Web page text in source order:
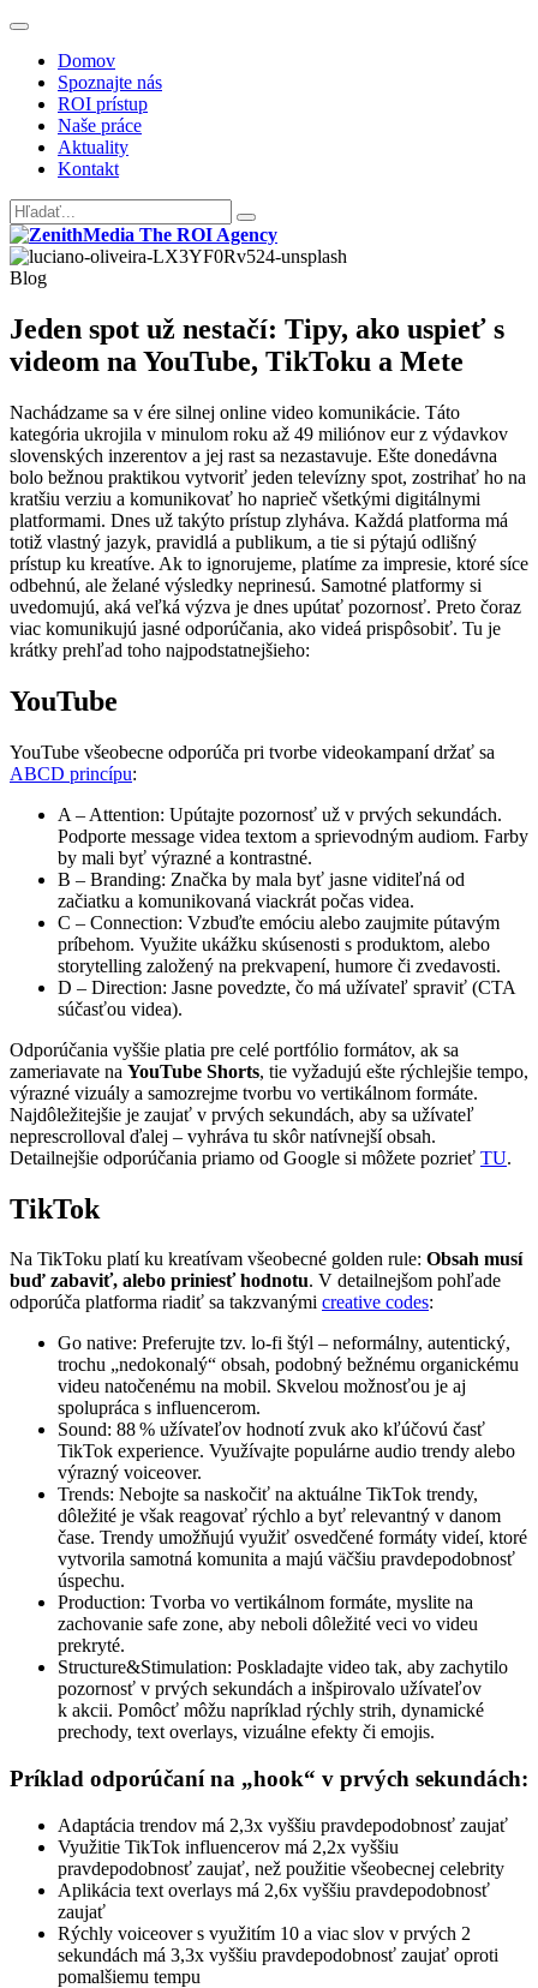
Domov
Spoznajte nás
ROI prístup
Naše práce
Aktuality
Kontakt
Blog
Jeden spot už nestačí: Tipy, ako uspieť s
videom na YouTube, TikToku a Mete
Nachádzame sa v ére silnej online video komunikácie. Táto
kategória ukrojila v minulom roku až 49 miliónov eur z výdavkov
slovenských inzerentov a jej rast sa nezastavuje. Ešte donedávna
bolo bežnou praktikou vytvoriť jeden televízny spot, zostrihať ho na
kratšiu verziu a komunikovať ho naprieč všetkými digitálnymi
platformami. Dnes už takýto prístup zlyháva. Každá platforma má
totiž vlastný jazyk, pravidlá a publikum, a tie si pýtajú odlišný
prístup ku kreatíve. Ak to ignorujeme, platíme za impresie, ktoré síce
odbehnú, ale želané výsledky neprinesú. Samotné platformy si
uvedomujú, aká veľká výzva je dnes upútať pozornosť. Preto čoraz
viac komunikujú jasné odporúčania, ako videá prispôsobiť. Tu je
krátky prehľad toho najpodstatnejšieho:
YouTube
YouTube všeobecne odporúča pri tvorbe videokampaní držať sa
ABCD princípu:
A – Attention: Upútajte pozornosť už v prvých sekundách.
Podporte message videa textom a sprievodným audiom. Farby
by mali byť výrazné a kontrastné.
B – Branding: Značka by mala byť jasne viditeľná od
začiatku a komunikovaná viackrát počas videa.
C – Connection: Vzbuďte emóciu alebo zaujmite pútavým
príbehom. Využite ukážku skúsenosti s produktom, alebo
storytelling založený na prekvapení, humore či zvedavosti.
D – Direction: Jasne povedzte, čo má užívateľ spraviť (CTA
súčasťou videa).
Odporúčania vyššie platia pre celé portfólio formátov, ak sa
zameriavate na YouTube Shorts, tie vyžadujú ešte rýchlejšie tempo,
výrazné vizuály a samozrejme tvorbu vo vertikálnom formáte.
Najdôležitejšie je zaujať v prvých sekundách, aby sa užívateľ
neprescrolloval ďalej – vyhráva tu skôr natívnejší obsah.
Detailnejšie odporúčania priamo od Google si môžete pozrieť TU.
TikTok
Na TikToku platí ku kreatívam všeobecné golden rule: Obsah musí
buď zabaviť, alebo priniesť hodnotu. V detailnejšom pohľade
odporúča platforma riadiť sa takzvanými creative codes:
Go native: Preferujte tzv. lo-fi štýl – neformálny, autentický,
trochu „nedokonalý“ obsah, podobný bežnému organickému
videu natočenému na mobil. Skvelou možnosťou je aj
spolupráca s influencerom.
Sound: 88 % užívateľov hodnotí zvuk ako kľúčovú časť
TikTok experience. Využívajte populárne audio trendy alebo
výrazný voiceover.
Trends: Nebojte sa naskočiť na aktuálne TikTok trendy,
dôležité je však reagovať rýchlo a byť relevantný v danom
čase. Trendy umožňujú využiť osvedčené formáty videí, ktoré
vytvorila samotná komunita a majú väčšiu pravdepodobnosť
úspechu.
Production: Tvorba vo vertikálnom formáte, myslite na
zachovanie safe zone, aby neboli dôležité veci vo videu
prekryté.
Structure&Stimulation: Poskladajte video tak, aby zachytilo
pozornosť v prvých sekundách a inšpirovalo užívateľov
k akcii. Pomôcť môžu napríklad rýchly strih, dynamické
prechody, text overlays, vizuálne efekty či emojis.
Príklad odporúčaní na „hook“ v prvých sekundách:
Adaptácia trendov má 2,3x vyššiu pravdepodobnosť zaujať
Využitie TikTok influencerov má 2,2x vyššiu
pravdepodobnosť zaujať, než použitie všeobecnej celebrity
Aplikácia text overlays má 2,6x vyššiu pravdepodobnosť
zaujať
Rýchly voiceover s využitím 10 a viac slov v prvých 2
sekundách má 3,3x vyššiu pravdepodobnosť zaujať oproti
pomalšiemu tempu